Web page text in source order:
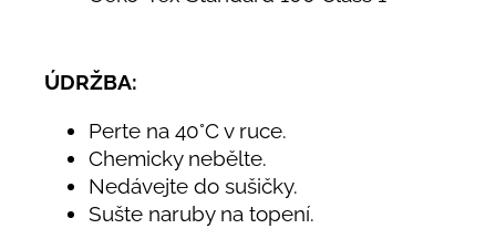
ÚDRŽBA:
Perte na 40°C v ruce.
Chemicky nebělte.
Nedávejte do sušičky.
Sušte naruby na topení.